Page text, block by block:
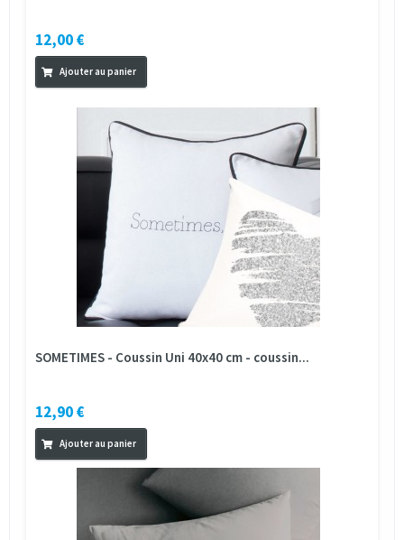
12,00 €
Ajouter au panier
SOMETIMES - Coussin Uni 40x40 cm - coussin...
12,90 €
Ajouter au panier